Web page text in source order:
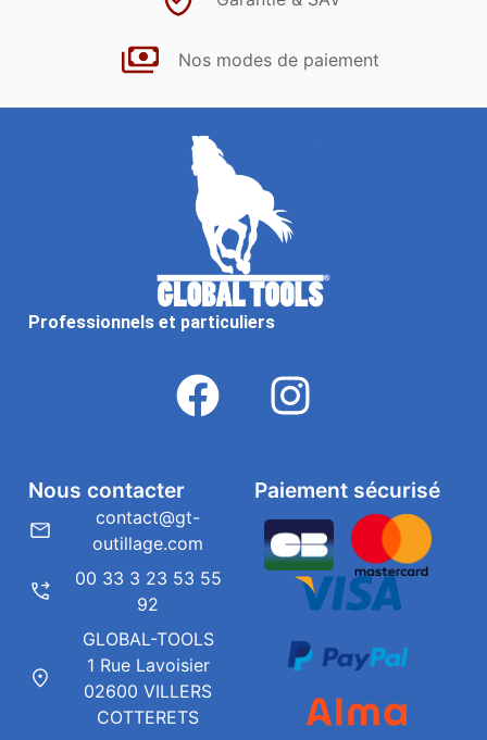
Nos modes de paiement
Professionnels et particuliers
Paiement sécurisé
Nous contacter
contact@gt-
outillage.com
00 33 3 23 53 55
92
GLOBAL-TOOLS
1 Rue Lavoisier
02600 VILLERS
COTTERETS